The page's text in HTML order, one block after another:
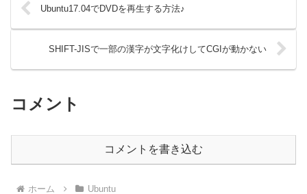
Ubuntu17.04でDVDを再生する方法♪
SHIFT-JISで一部の漢字が文字化けしてCGIが動かない
コメント
コメントを書き込む
ホーム Ubuntu